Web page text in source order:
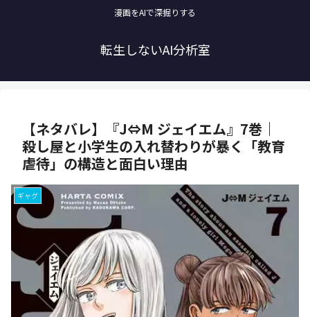
漫画をAIで深掘りする
転生しないAI分析室
【ネタバレ】『J⇔M ジェイエム』7巻｜
殺し屋と小学生の入れ替わりが暴く「教育
虐待」の構造と面白い理由
ギャグ